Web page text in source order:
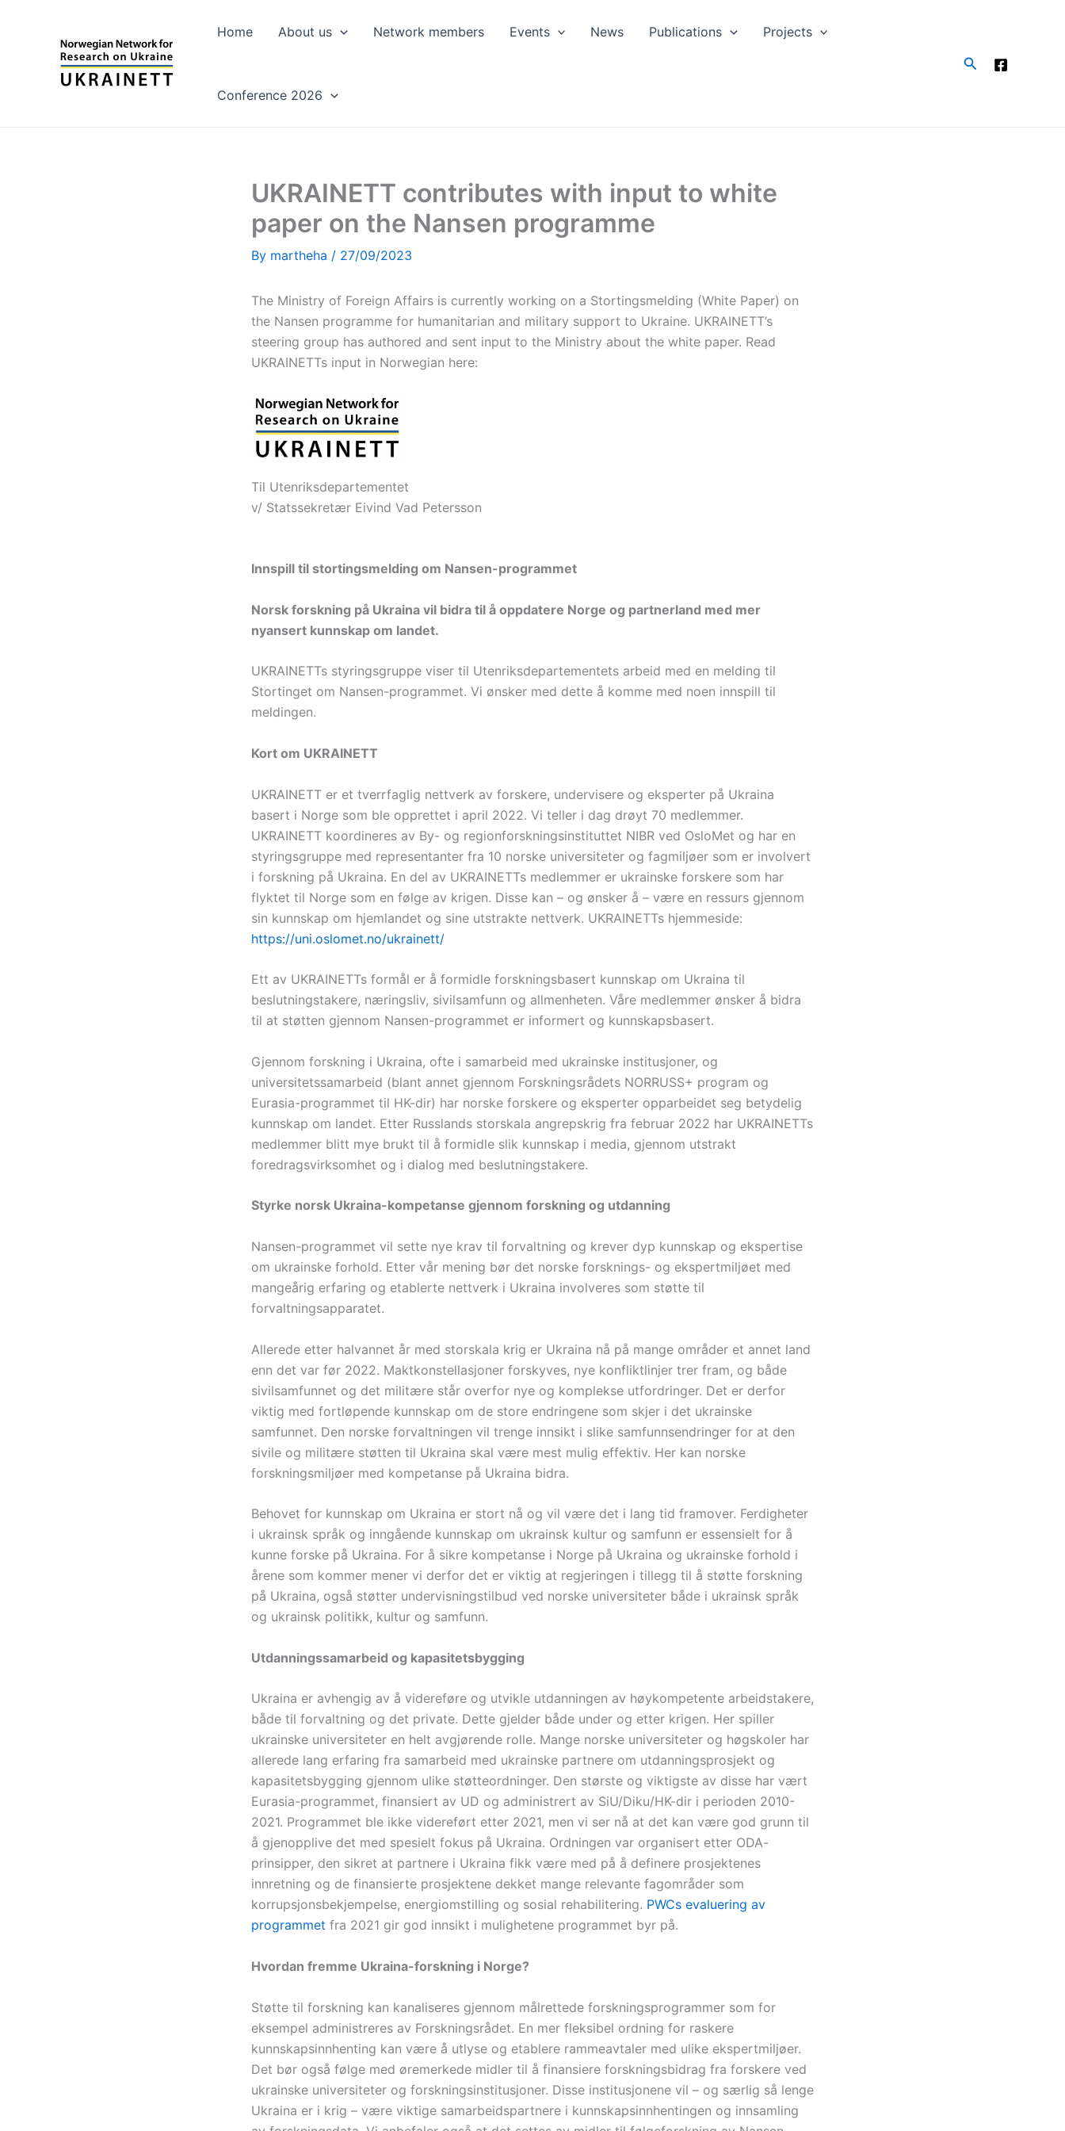
Home About us Network members Events News Publications Projects
Conference 2026
Search
UKRAINETT contributes with input to white
paper on the Nansen programme
By martheha / 27/09/2023
The Ministry of Foreign Affairs is currently working on a Stortingsmelding (White Paper) on
the Nansen programme for humanitarian and military support to Ukraine. UKRAINETT’s
steering group has authored and sent input to the Ministry about the white paper. Read
UKRAINETTs input in Norwegian here:
Til Utenriksdepartementet
v/ Statssekretær Eivind Vad Petersson
Innspill til stortingsmelding om Nansen-programmet
Norsk forskning på Ukraina vil bidra til å oppdatere Norge og partnerland med mer
nyansert kunnskap om landet.
UKRAINETTs styringsgruppe viser til Utenriksdepartementets arbeid med en melding til
Stortinget om Nansen-programmet. Vi ønsker med dette å komme med noen innspill til
meldingen.
Kort om UKRAINETT
UKRAINETT er et tverrfaglig nettverk av forskere, undervisere og eksperter på Ukraina
basert i Norge som ble opprettet i april 2022. Vi teller i dag drøyt 70 medlemmer.
UKRAINETT koordineres av By- og regionforskningsinstituttet NIBR ved OsloMet og har en
styringsgruppe med representanter fra 10 norske universiteter og fagmiljøer som er involvert
i forskning på Ukraina. En del av UKRAINETTs medlemmer er ukrainske forskere som har
flyktet til Norge som en følge av krigen. Disse kan – og ønsker å – være en ressurs gjennom
sin kunnskap om hjemlandet og sine utstrakte nettverk. UKRAINETTs hjemmeside:
https://uni.oslomet.no/ukrainett/
Ett av UKRAINETTs formål er å formidle forskningsbasert kunnskap om Ukraina til
beslutningstakere, næringsliv, sivilsamfunn og allmenheten. Våre medlemmer ønsker å bidra
til at støtten gjennom Nansen-programmet er informert og kunnskapsbasert.
Gjennom forskning i Ukraina, ofte i samarbeid med ukrainske institusjoner, og
universitetssamarbeid (blant annet gjennom Forskningsrådets NORRUSS+ program og
Eurasia-programmet til HK-dir) har norske forskere og eksperter opparbeidet seg betydelig
kunnskap om landet. Etter Russlands storskala angrepskrig fra februar 2022 har UKRAINETTs
medlemmer blitt mye brukt til å formidle slik kunnskap i media, gjennom utstrakt
foredragsvirksomhet og i dialog med beslutningstakere.
Styrke norsk Ukraina-kompetanse gjennom forskning og utdanning
Nansen-programmet vil sette nye krav til forvaltning og krever dyp kunnskap og ekspertise
om ukrainske forhold. Etter vår mening bør det norske forsknings- og ekspertmiljøet med
mangeårig erfaring og etablerte nettverk i Ukraina involveres som støtte til
forvaltningsapparatet.
Allerede etter halvannet år med storskala krig er Ukraina nå på mange områder et annet land
enn det var før 2022. Maktkonstellasjoner forskyves, nye konfliktlinjer trer fram, og både
sivilsamfunnet og det militære står overfor nye og komplekse utfordringer. Det er derfor
viktig med fortløpende kunnskap om de store endringene som skjer i det ukrainske
samfunnet. Den norske forvaltningen vil trenge innsikt i slike samfunnsendringer for at den
sivile og militære støtten til Ukraina skal være mest mulig effektiv. Her kan norske
forskningsmiljøer med kompetanse på Ukraina bidra.
Behovet for kunnskap om Ukraina er stort nå og vil være det i lang tid framover. Ferdigheter
i ukrainsk språk og inngående kunnskap om ukrainsk kultur og samfunn er essensielt for å
kunne forske på Ukraina. For å sikre kompetanse i Norge på Ukraina og ukrainske forhold i
årene som kommer mener vi derfor det er viktig at regjeringen i tillegg til å støtte forskning
på Ukraina, også støtter undervisningstilbud ved norske universiteter både i ukrainsk språk
og ukrainsk politikk, kultur og samfunn.
Utdanningssamarbeid og kapasitetsbygging
Ukraina er avhengig av å videreføre og utvikle utdanningen av høykompetente arbeidstakere,
både til forvaltning og det private. Dette gjelder både under og etter krigen. Her spiller
ukrainske universiteter en helt avgjørende rolle. Mange norske universiteter og høgskoler har
allerede lang erfaring fra samarbeid med ukrainske partnere om utdanningsprosjekt og
kapasitetsbygging gjennom ulike støtteordninger. Den største og viktigste av disse har vært
Eurasia-programmet, finansiert av UD og administrert av SiU/Diku/HK-dir i perioden 2010-
2021. Programmet ble ikke videreført etter 2021, men vi ser nå at det kan være god grunn til
å gjenopplive det med spesielt fokus på Ukraina. Ordningen var organisert etter ODA-
prinsipper, den sikret at partnere i Ukraina fikk være med på å definere prosjektenes
innretning og de finansierte prosjektene dekket mange relevante fagområder som
korrupsjonsbekjempelse, energiomstilling og sosial rehabilitering. PWCs evaluering av
programmet fra 2021 gir god innsikt i mulighetene programmet byr på.
Hvordan fremme Ukraina-forskning i Norge?
Støtte til forskning kan kanaliseres gjennom målrettede forskningsprogrammer som for
eksempel administreres av Forskningsrådet. En mer fleksibel ordning for raskere
kunnskapsinnhenting kan være å utlyse og etablere rammeavtaler med ulike ekspertmiljøer.
Det bør også følge med øremerkede midler til å finansiere forskningsbidrag fra forskere ved
ukrainske universiteter og forskningsinstitusjoner. Disse institusjonene vil – og særlig så lenge
Ukraina er i krig – være viktige samarbeidspartnere i kunnskapsinnhentingen og innsamling